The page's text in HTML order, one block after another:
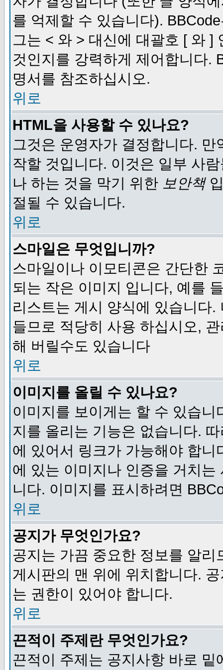
를 억제할 수 있습니다).
그는 < 와 > 대신에 대괄호 [ 와 ]
것인지를 강력하게 제어합니다.
명서를 참조하십시오.
위로
HTML을 사용할 수 있나요?
그것은 운영자가 결정합니다.
작할 것입니다. 이것은 일부 사
나 하는 것을 막기 위한 보안책
절될 수 있습니다.
위로
스마일은 무엇입니까?
스마일이나 이모티콘은 간단한
되는 작은 이미지 입니다, 예를
리스트는 게시 양식에 있습니다
들므로 적당히 사용 하십시오,
해 버릴수도 있습니다
위로
이미지를 올릴 수 있나요?
이미지를 보이게는 할 수 있습
지를 올리는 기능은 없습니다.
에 있어서 링크가 가능해야 합
에 있는 이미지나 인증을 거치
니다. 이미지를 표시하려면
위로
공지가 무엇인가요?
공지는 가끔 중요한 정보를 알
게시판의 맨 위에 위치합니다.
는 권한이 있어야 합니다.
위로
끈적이 주제란 무엇인가요?
끈적이 주제는 공지사항 바로